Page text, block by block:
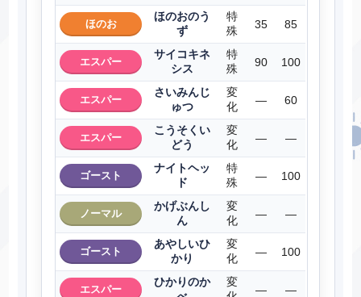
ほのお
ほのおのう
ず
特
殊
35 85
エスパー
サイコキネ
シス
特
殊
90 100
エスパー
さいみんじ
ゅつ
変
化
― 60
エスパー
こうそくい
どう
変
化
― ―
ゴースト
ナイトヘッ
ド
特
殊
― 100
ノーマル
かげぶんし
ん
変
化
― ―
ゴースト
あやしいひ
かり
変
化
― 100
エスパー
ひかりのか
変
― ―